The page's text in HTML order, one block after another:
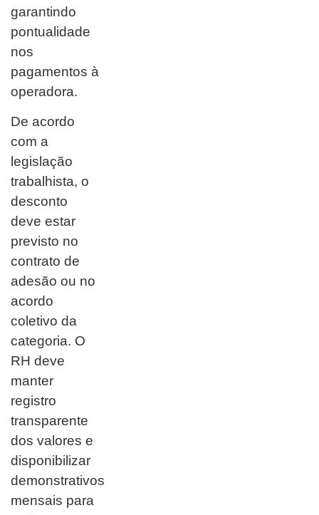
garantindo
pontualidade
nos
pagamentos à
operadora.
De acordo
com a
legislação
trabalhista, o
desconto
deve estar
previsto no
contrato de
adesão ou no
acordo
coletivo da
categoria. O
RH deve
manter
registro
transparente
dos valores e
disponibilizar
demonstrativos
mensais para